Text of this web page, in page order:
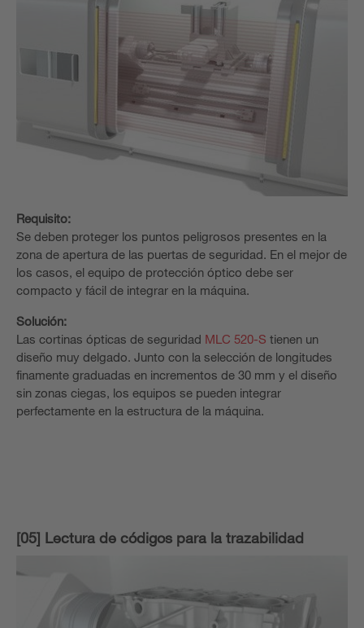
Requisito:
Se deben proteger los puntos peligrosos presentes en la
zona de apertura de las puertas de seguridad. En el mejor de
los casos, el equipo de protección óptico debe ser
compacto y fácil de integrar en la máquina.
Solución:
Las cortinas ópticas de seguridad MLC 520-S tienen un
diseño muy delgado. Junto con la selección de longitudes
finamente graduadas en incrementos de 30 mm y el diseño
sin zonas ciegas, los equipos se pueden integrar
perfectamente en la estructura de la máquina.
[05] Lectura de códigos para la trazabilidad